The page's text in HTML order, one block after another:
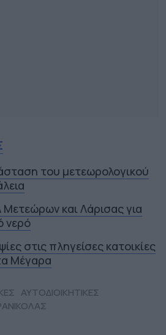
του μετεωρολογικού
και Λάρισας για
νερό
στις πληγείσες κατοικίες
Μέγαρα
ΑΥΤΟΔΙΟΙΚΗΤΙΚΕΣ